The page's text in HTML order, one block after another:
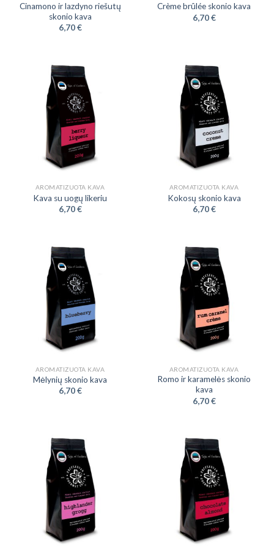
Cinamono ir lazdyno riešutų
skonio kava
6,70€
Crème brûlée skonio kava
6,70€
AROMATIZUOTA KAVA
Kava su uogų likeriu
6,70€
AROMATIZUOTA KAVA
Kokosų skonio kava
6,70€
AROMATIZUOTA KAVA
Mėlynių skonio kava
6,70€
AROMATIZUOTA KAVA
Romo ir karamelės skonio
kava
6,70€